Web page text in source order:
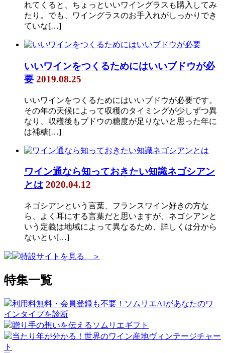
れてくると、ちょっといいワイングラスも購入してみ
たり。でも、ワイングラスのお手入れがしっかりでき
ていな[…]
いいワインをつくるためにはいいブドウが必
要 2019.08.25
いいワインをつくるためにはいいブドウが必要です。
その年の天候によって収穫のタイミングが少しずつ異
なり、収穫後もブドウの糖度が足りないと思った年に
は補糖[…]
ワイン通なら知っておきたい知識ネゴシアン
とは 2020.04.12
ネゴシアンという言葉、フランスワイン好きの方な
ら、よく耳にする言葉だと思いますが、ネゴシアンと
いう定義は地域によって異なるため、詳しくは分から
ないとい[…]
特設サイトを見る ＞
特集一覧
利用料無料・会員登録も不要！ソムリエAIがあなたのワ
インタイプを診断
贈り手の想いを伝えるソムリエギフト
当たり年が分かる！世界のワイン産地ヴィンテージチャー
ト